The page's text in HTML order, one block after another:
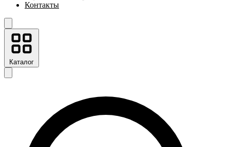
Контакты
Каталог